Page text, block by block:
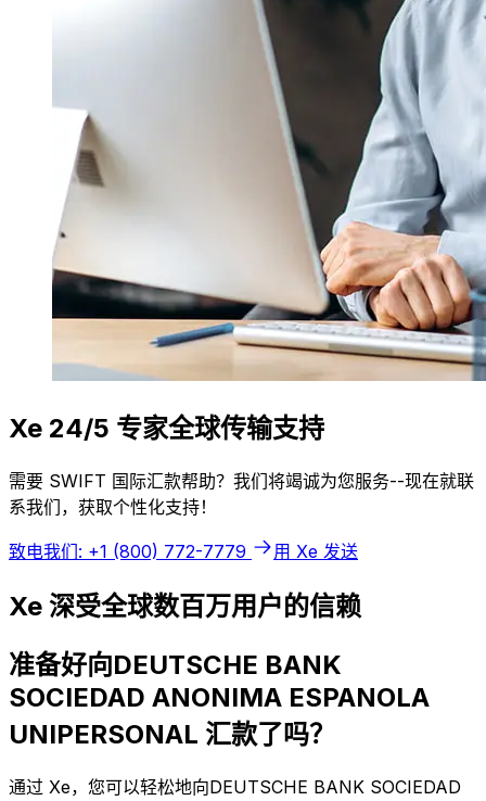
Xe 24/5 专家全球传输支持
需要 SWIFT 国际汇款帮助？我们将竭诚为您服务--现在就联
系我们，获取个性化支持！
致电我们: +1 (800) 772-7779 用 Xe 发送
Xe 深受全球数百万用户的信赖
准备好向DEUTSCHE BANK
SOCIEDAD ANONIMA ESPANOLA
UNIPERSONAL 汇款了吗？
通过 Xe，您可以轻松地向DEUTSCHE BANK SOCIEDAD